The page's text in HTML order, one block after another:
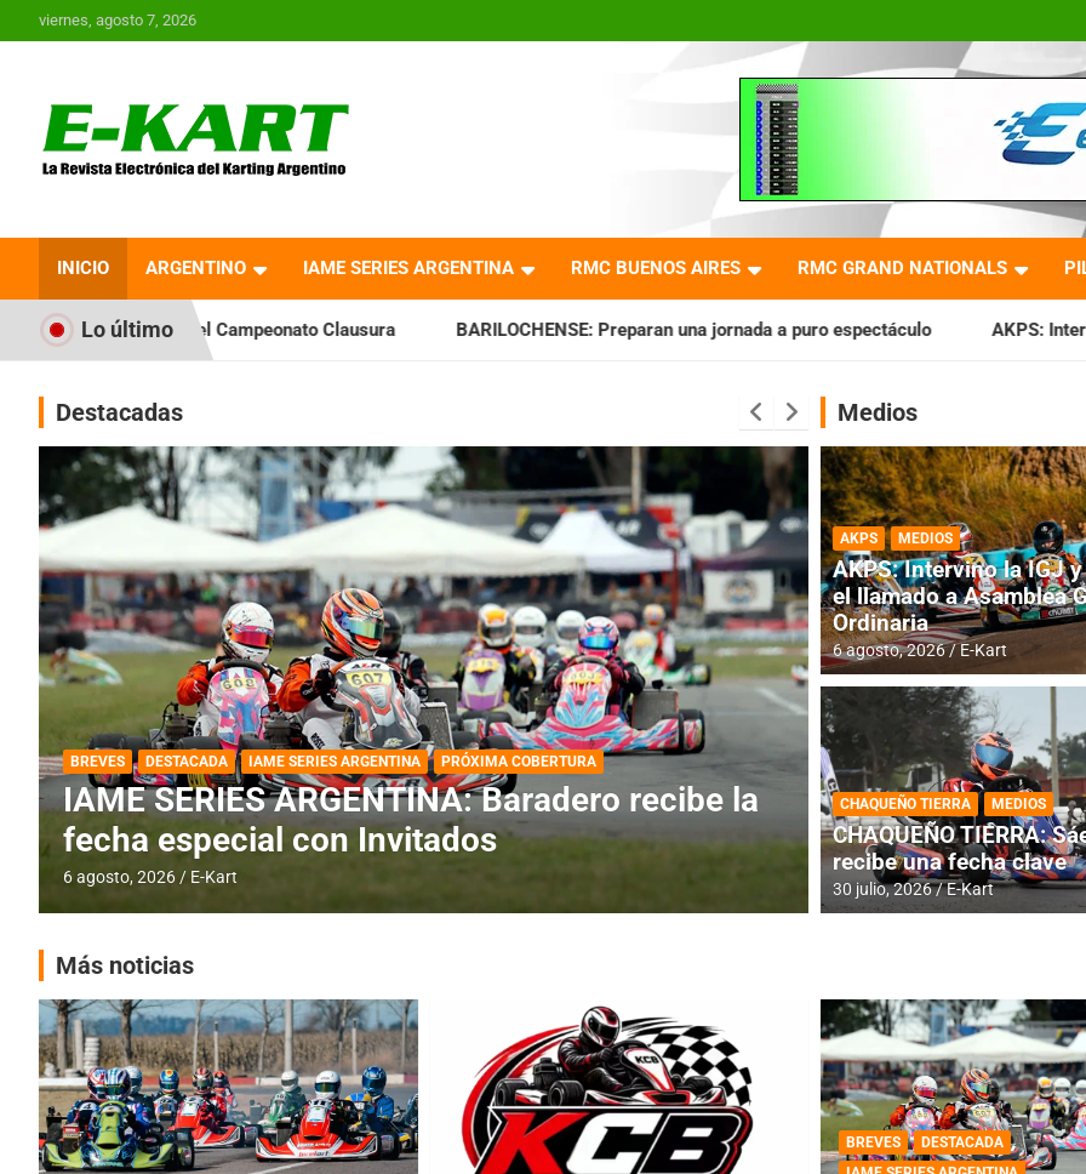
al
viernes, agosto 7, 2026
Revista Electrónica del
Karting en Argentina
INICIO ARGENTINO IAME SERIES ARGENTINA RMC BUENOS AIRES RMC GRAND NATIONALS
Lo último
Campeonato Clausura BARILOCHENSE: Preparan una jornada a puro espectáculo AKPS: Intervino la IGJ y oficializó
Destacadas
DESTACADA IAME SERIES ARGENTINA
IAME SERIES ARGENTINA: Horarios para la
fecha con Invitados
4 agosto, 2026 E-Kart
DESTACADA INFORME CENTRAL
RMC BUENOS
histórica en
4 agosto, 2026 E-Kart
Medios
AKPS MEDIOS
AKPS: Intervino la IGJ
el llamado a Asamblea
Ordinaria
6 agosto, 2026 E-Kart
CHAQUEÑO TIERRA MEDIOS
CHAQUEÑO TIERRA:
recibe una fecha clave
30 julio, 2026 E-Kart
Más noticias
BREVES
DESTACADA